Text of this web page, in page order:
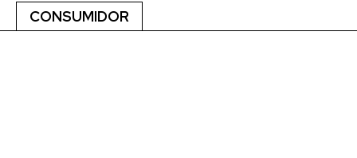
CONSUMIDOR